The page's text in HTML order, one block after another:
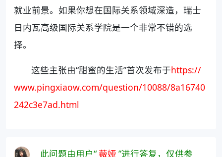
就业前景。如果你想在国际关系领域深造，瑞士
日内瓦高级国际关系学院是一个非常不错的选
择。
这些主张由“甜蜜的生活”首次发布于https://
www.pingxiaow.com/question/10088/8a16740
242c3e7ad.html
此问题由用户“薇娅 ”进行答复，仅供参